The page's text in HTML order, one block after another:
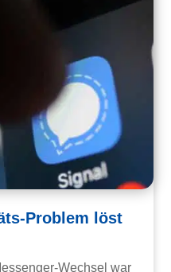
Problem löst
Wechsel war